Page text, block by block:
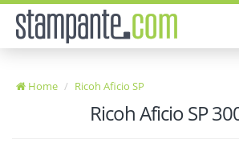
Home Ricoh Aficio SP
Ricoh Aficio SP